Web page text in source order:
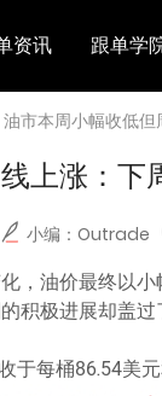
资讯 跟单学
市本周小幅收低但
上涨：下
小编：Outrade
，油价最终以
积极进展却盖
每桶86.54美